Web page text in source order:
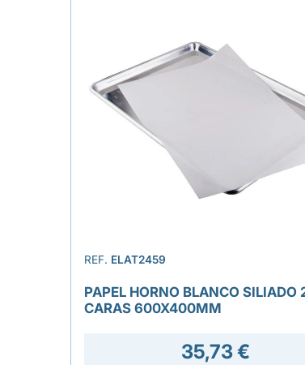
REF. ELAT2459
PAPEL HORNO BLANCO SILIADO
CARAS 600X400MM
35,73 €